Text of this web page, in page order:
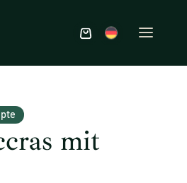
mit